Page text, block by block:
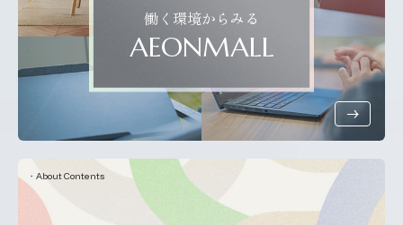
働く環境からみる
AEONMALL
About Contents